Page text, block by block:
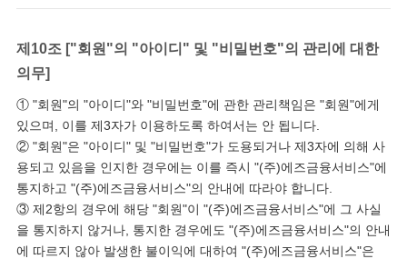
제10조 ["회원"의 "아이디" 및 "비밀번호"의 관리에 대한
의무]
① "회원"의 "아이디"와 "비밀번호"에 관한 관리책임은 "회원"에게
있으며, 이를 제3자가 이용하도록 하여서는 안 됩니다.
② "회원"은 "아이디" 및 "비밀번호"가 도용되거나 제3자에 의해 사
용되고 있음을 인지한 경우에는 이를 즉시 "(주)에즈금융서비스"에
통지하고 "(주)에즈금융서비스"의 안내에 따라야 합니다.
③ 제2항의 경우에 해당 "회원"이 "(주)에즈금융서비스"에 그 사실
을 통지하지 않거나, 통지한 경우에도 "(주)에즈금융서비스"의 안내
에 따르지 않아 발생한 불이익에 대하여 "(주)에즈금융서비스"은